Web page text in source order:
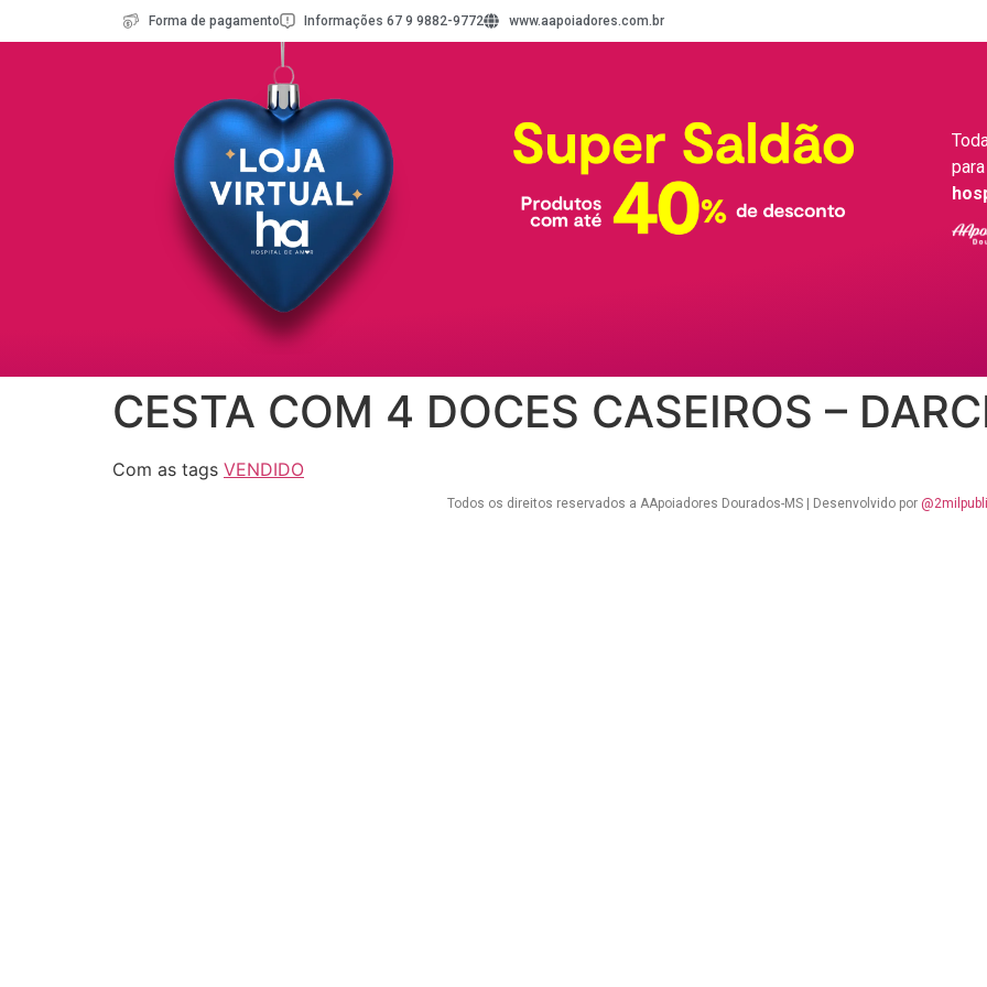
Forma de pagamento Informações 67 9 9882-9772 www.aapoiadores.com.br
CESTA COM 4 DOCES CASEIROS –
Com as tags VENDIDO
Todos os direitos reservados a AApoiadores Dourados-MS | Desenvolvido por